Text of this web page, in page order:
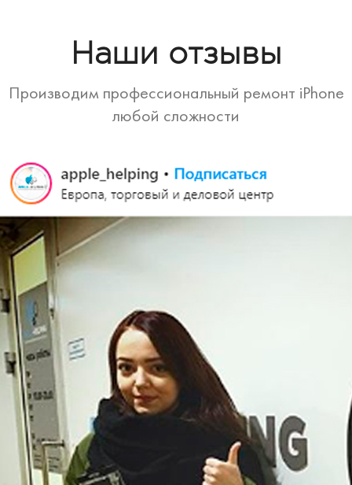
Наши отзывы
Производим профессиональный ремонт iPhone
любой сложности